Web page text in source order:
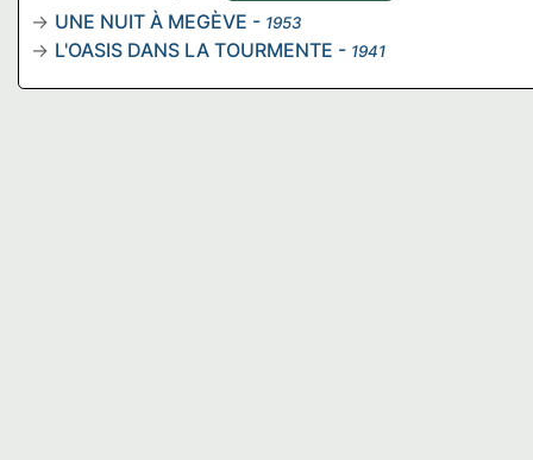
UNE NUIT À MEGÈVE - 1953
L'OASIS DANS LA TOURMENTE - 1941